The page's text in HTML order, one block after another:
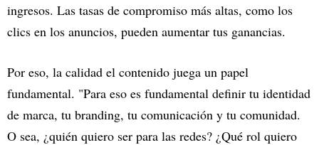
ingresos. Las tasas de compromiso más altas, como los
clics en los anuncios, pueden aumentar tus ganancias.
Por eso, la calidad el contenido juega un papel
fundamental. "Para eso es fundamental definir tu identidad
de marca, tu branding, tu comunicación y tu comunidad.
O sea, ¿quién quiero ser para las redes? ¿Qué rol quiero